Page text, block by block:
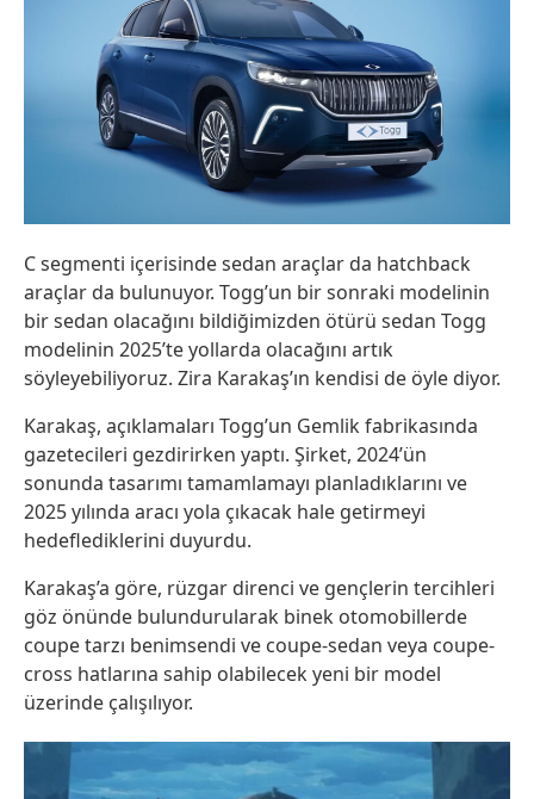
C segmenti içerisinde sedan araçlar da hatchback
araçlar da bulunuyor. Togg’un bir sonraki modelinin
bir sedan olacağını bildiğimizden ötürü sedan Togg
modelinin 2025’te yollarda olacağını artık
söyleyebiliyoruz. Zira Karakaş’ın kendisi de öyle diyor.
Karakaş, açıklamaları Togg’un Gemlik fabrikasında
gazetecileri gezdirirken yaptı. Şirket, 2024’ün
sonunda tasarımı tamamlamayı planladıklarını ve
2025 yılında aracı yola çıkacak hale getirmeyi
hedeflediklerini duyurdu.
Karakaş’a göre, rüzgar direnci ve gençlerin tercihleri
göz önünde bulundurularak binek otomobillerde
coupe tarzı benimsendi ve coupe-sedan veya coupe-
cross hatlarına sahip olabilecek yeni bir model
üzerinde çalışılıyor.